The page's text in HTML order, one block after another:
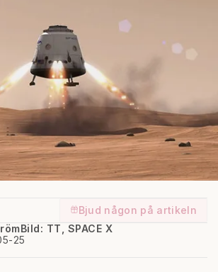
Bjud någon på artikeln
25
Bild: TT, SPACE X